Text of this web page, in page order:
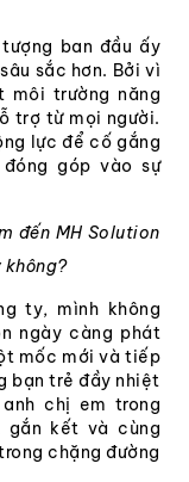
ban đầu ấy
sắc hơn. Bởi vì
môi trường năng
trợ từ mọi người.
lực để cố gắng
góp vào sự
đến MH Solution
không?
ty, mình không
ngày càng phát
mốc mới và tiếp
bạn trẻ đầy nhiệt
chị em trong
gắn kết và cùng
chặng đường